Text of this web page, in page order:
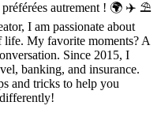
préférées autrement ! 🌍 ✈️ ⛱
I am passionate about
life. My favorite moments? A
Since 2015, I
banking, and insurance.
and tricks to help you